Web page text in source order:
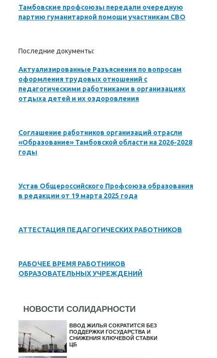
Тамбовские профсоюзы передали очередную
партию гуманитарной помощи участникам СВО
Последние документы:
Актуализированные Разъяснения по вопросам
оформления трудовых отношений с
педагогическими работниками в организациях
отдыха детей и их оздоровления
Соглашение работников организаций отрасли
«Образование» Тамбовской области на 2026-2028
годы
Устав Общероссийского Профсоюза образования
в редакции от 19 марта 2025 года
АТТЕСТАЦИЯ ПЕДАГОГИЧЕСКИХ РАБОТНИКОВ
РАБОЧЕЕ ВРЕМЯ РАБОТНИКОВ
ОБРАЗОВАТЕЛЬНЫХ УЧРЕЖДЕНИЙ
НОВОСТИ СОЛИДАРНОСТИ
ВВОД ЖИЛЬЯ СОКРАТИТСЯ БЕЗ
ПОДДЕРЖКИ ГОСУДАРСТВА И
СНИЖЕНИЯ КЛЮЧЕВОЙ СТАВКИ
ЦБ